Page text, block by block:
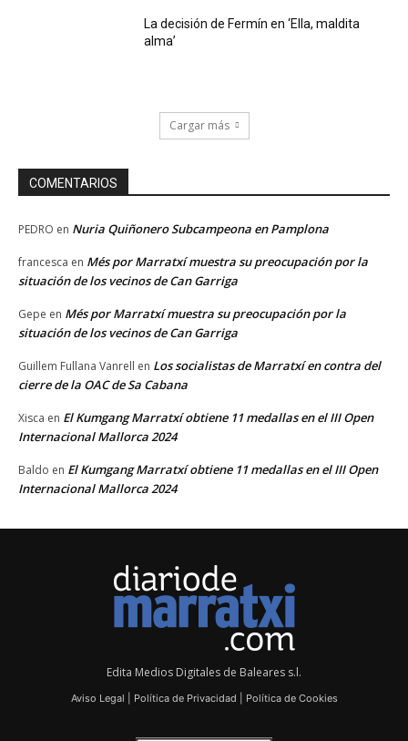
La decisión de Fermín en ‘Ella, maldita
alma’
Cargar más
COMENTARIOS
PEDRO en Nuria Quiñonero Subcampeona en Pamplona
francesca en Més por Marratxí muestra su preocupación por la
situación de los vecinos de Can Garriga
Gepe en Més por Marratxí muestra su preocupación por la
situación de los vecinos de Can Garriga
Guillem Fullana Vanrell en Los socialistas de Marratxí en contra del
cierre de la OAC de Sa Cabana
Xisca en El Kumgang Marratxí obtiene 11 medallas en el III Open
Internacional Mallorca 2024
Baldo en El Kumgang Marratxí obtiene 11 medallas en el III Open
Internacional Mallorca 2024
Edita Medios Digitales de Baleares s.l.
Aviso Legal Política de Privacidad Política de Cookies